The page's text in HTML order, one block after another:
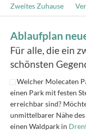
Zweites Zuhause
Ablaufplan
Für alle, die ein
schönsten
Welcher Molecaten
einen Park mit festen
erreichbar sind?
unmittelbarer Nähe des
einen Waldpark in